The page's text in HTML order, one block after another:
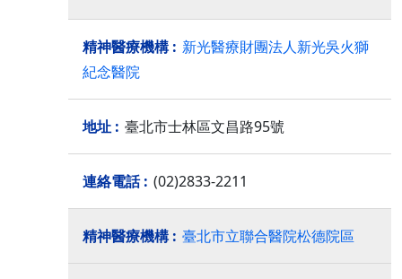
新光醫療財團法人新光吳火獅
紀念醫院
臺北市士林區文昌路95號
(02)2833-2211
臺北市立聯合醫院松德院區